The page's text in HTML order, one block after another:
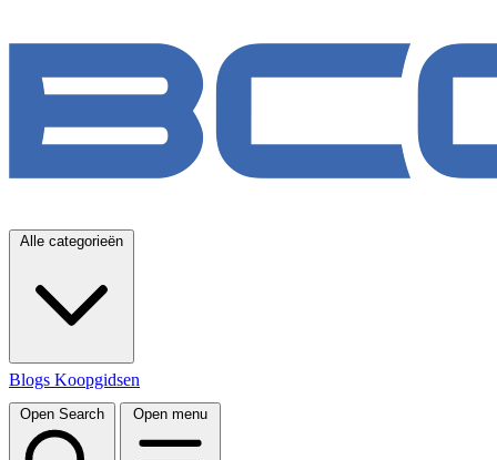
Alle categorieën
Blogs Koopgidsen
Open Search Open menu